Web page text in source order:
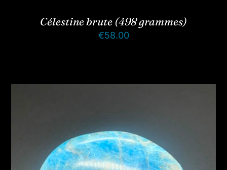
Célestine brute (498 grammes)
€58.00